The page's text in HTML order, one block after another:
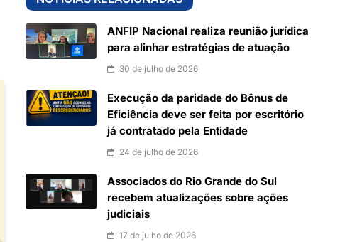
ANFIP Nacional realiza reunião jurídica
para alinhar estratégias de atuação
30 de julho de 2026
Execução da paridade do Bônus de
Eficiência deve ser feita por escritório
já contratado pela Entidade
24 de julho de 2026
Associados do Rio Grande do Sul
recebem atualizações sobre ações
judiciais
17 de julho de 2026